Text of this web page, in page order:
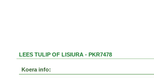
LEES TULIP OF LISIURA - PKR7478
Koera info: